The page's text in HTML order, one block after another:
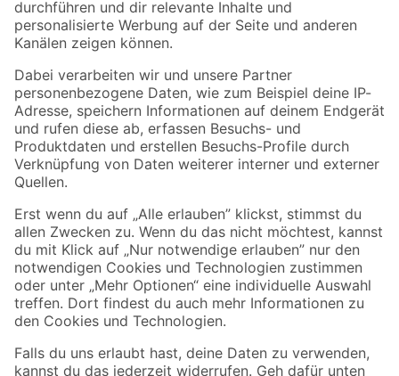
Folge uns
Zahlungsarten Versandarten
Sicher einkaufen
Jetzt die toom-App herunterladen